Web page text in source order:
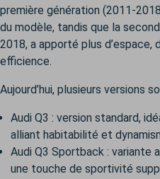
première génération (2011-
du modèle, tandis que la
2018, a apporté plus
efficience.
Aujourd’hui, plusieurs versions
Audi Q3 : version standard,
alliant habitabilité et
Audi Q3 Sportback : variante
une touche de sportivité